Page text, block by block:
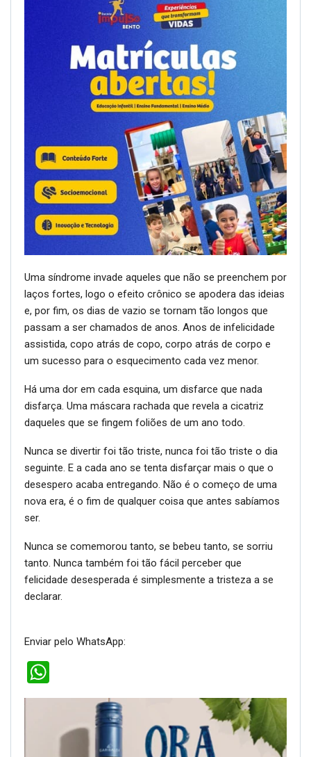
Uma síndrome invade aqueles que não se preenchem por
laços fortes, logo o efeito crônico se apodera das ideias
e, por fim, os dias de vazio se tornam tão longos que
passam a ser chamados de anos. Anos de infelicidade
assistida, copo atrás de copo, corpo atrás de corpo e
um sucesso para o esquecimento cada vez menor.
Há uma dor em cada esquina, um disfarce que nada
disfarça. Uma máscara rachada que revela a cicatriz
daqueles que se fingem foliões de um ano todo.
Nunca se divertir foi tão triste, nunca foi tão triste o dia
seguinte. E a cada ano se tenta disfarçar mais o que o
desespero acaba entregando. Não é o começo de uma
nova era, é o fim de qualquer coisa que antes sabíamos
ser.
Nunca se comemorou tanto, se bebeu tanto, se sorriu
tanto. Nunca também foi tão fácil perceber que
felicidade desesperada é simplesmente a tristeza a se
declarar.
Enviar pelo WhatsApp: